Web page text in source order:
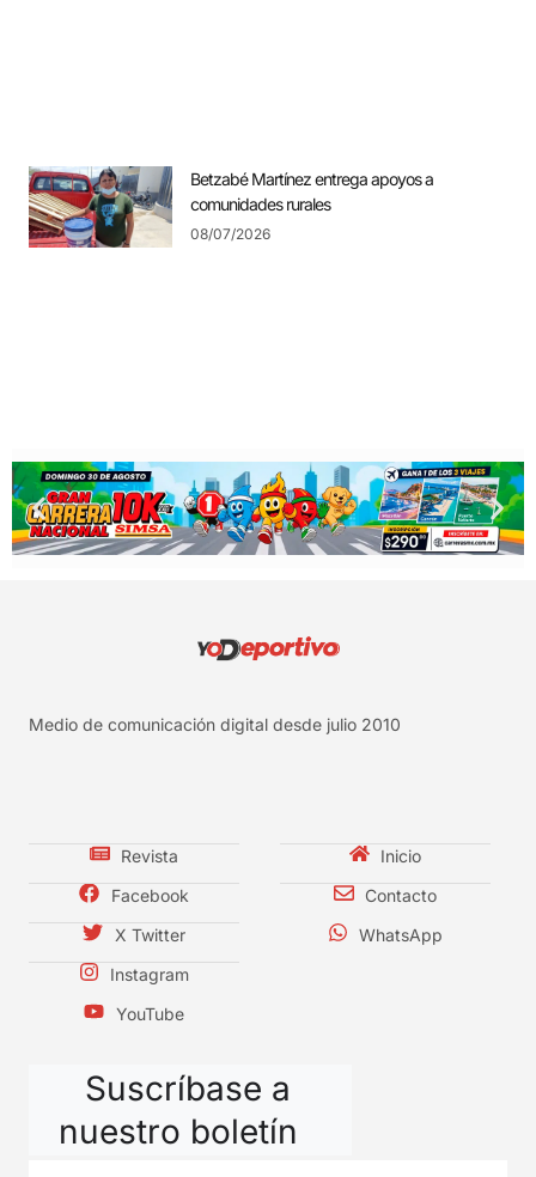
Betzabé Martínez entrega apoyos a
comunidades rurales
08/07/2026
Medio de comunicación digital desde julio 2010
Revista
Facebook
X Twitter
Instagram
YouTube
Inicio
Contacto
WhatsApp
Suscríbase a
nuestro boletín